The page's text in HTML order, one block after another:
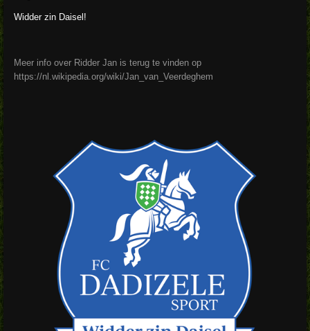
Widder zin Daisel!
Meer info over Ridder Jan is terug te vinden op
https://nl.wikipedia.org/wiki/Jan_van_Veerdeghem